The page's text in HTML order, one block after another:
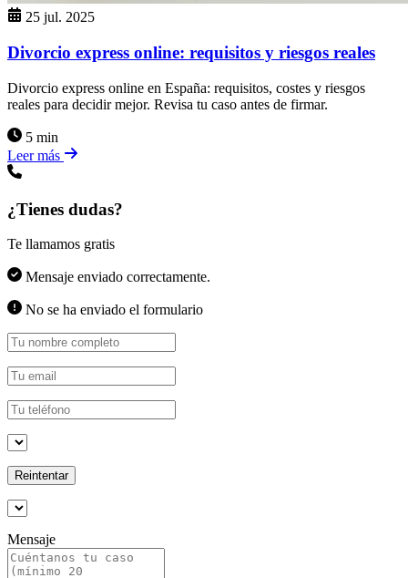
25 jul. 2025
Divorcio express online: requisitos y riesgos reales
Divorcio express online en España: requisitos, costes y riesgos
reales para decidir mejor. Revisa tu caso antes de firmar.
5 min
Leer más
¿Tienes dudas?
Te llamamos gratis
Mensaje enviado correctamente.
No se ha enviado el formulario
Reintentar
Mensaje